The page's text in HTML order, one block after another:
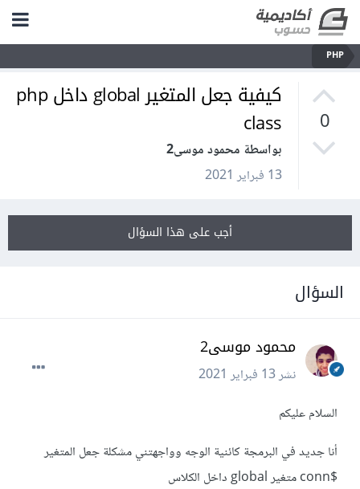
PHP
0
كيفية جعل المتغير global داخل php
class
بواسطة محمود موسى2
13 فبراير 2021
أجب على هذا السؤال
السؤال
محمود موسى2
نشر13 فبراير 2021
السلام عليكم
أنا جديد في البرمجة كائنية الوجه وواجهتني مشكلة جعل المتغير
$conn متغير global داخل الكلاس